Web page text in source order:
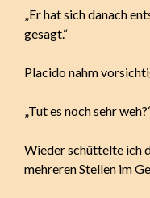
„Er hat sich danach
gesagt.“
Placido nahm
„Tut es noch sehr
Wieder schüttelte ich
mehreren Stellen im